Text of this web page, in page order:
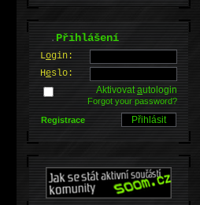
.Přihlášení
Login:
Heslo:
Aktivovatautologin
Forgot your password?
Registrace